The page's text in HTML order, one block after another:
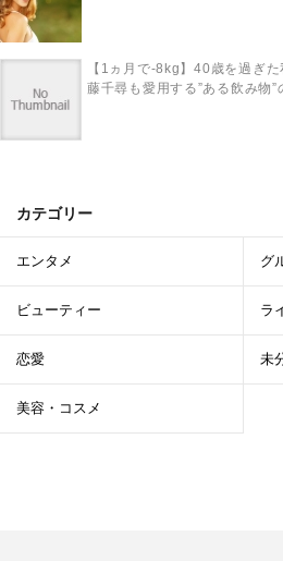
【1ヵ月で-8kg】40歳を過ぎ
藤千尋も愛用する”ある飲み物
カテゴリー
エンタメ グ
ビューティー ラ
恋愛 未
美容・コスメ